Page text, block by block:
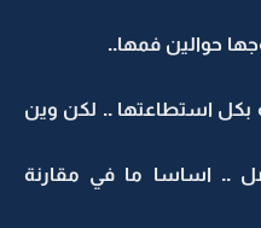
حوالين فمها..
بكل استطاعتها .. لكن وين
.. اساسا ما في مقارنة